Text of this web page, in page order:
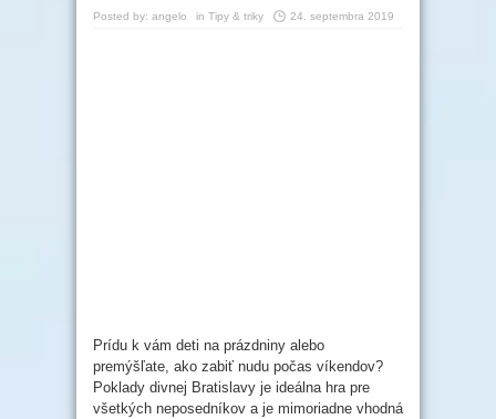
Posted by: angelo in Tipy & triky 24. septembra 2019
Prídu k vám deti na prázdniny alebo
premýšľate, ako zabiť nudu počas víkendov?
Poklady divnej Bratislavy je ideálna hra pre
všetkých neposedníkov a je mimoriadne vhodná